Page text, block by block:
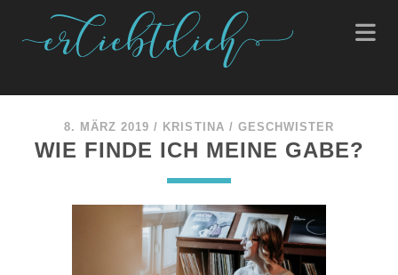
8. MÄRZ 2019 / KRISTINA / GESCHWISTER
WIE FINDE ICH MEINE GABE?